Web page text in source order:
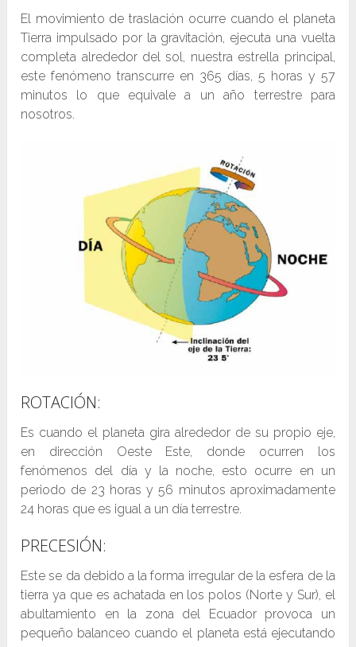
El movimiento de traslación ocurre cuando el planeta
Tierra impulsado por la gravitación, ejecuta una vuelta
completa alrededor del sol, nuestra estrella principal,
este fenómeno transcurre en 365 días, 5 horas y 57
minutos lo que equivale a un año terrestre para
nosotros.
ROTACIÓN:
Es cuando el planeta gira alrededor de su propio eje,
en dirección Oeste Este, donde ocurren los
fenómenos del día y la noche, esto ocurre en un
periodo de 23 horas y 56 minutos aproximadamente
24 horas que es igual a un día terrestre.
PRECESIÓN:
Este se da debido a la forma irregular de la esfera de la
tierra ya que es achatada en los polos (Norte y Sur), el
abultamiento en la zona del Ecuador provoca un
pequeño balanceo cuando el planeta está ejecutando